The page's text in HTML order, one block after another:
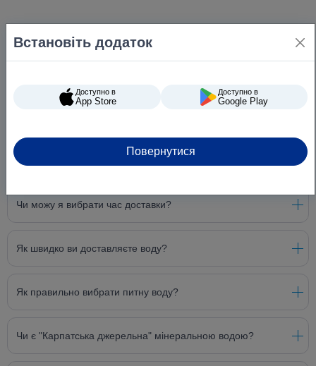
Питання та відповіді
Чи можу я вибрати час доставки?
Як швидко ви доставляєте воду?
Як правильно вибрати питну воду?
Чи є "Карпатська джерельна" мінеральною водою?
Встановіть додаток
Доступно в
App Store
Доступно в
Google Play
Повернутися